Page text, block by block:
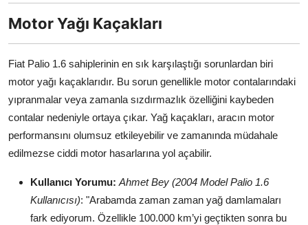
Multimedya & Elektronik
Motor Yağı Kaçakları
Fiat Palio 1.6 sahiplerinin en sık karşılaştığı sorunlardan biri
motor yağı kaçaklarıdır. Bu sorun genellikle motor contalarındaki
yıpranmalar veya zamanla sızdırmazlık özelliğini kaybeden
contalar nedeniyle ortaya çıkar. Yağ kaçakları, aracın motor
performansını olumsuz etkileyebilir ve zamanında müdahale
edilmezse ciddi motor hasarlarına yol açabilir.
Kullanıcı Yorumu: Ahmet Bey (2004 Model Palio 1.6
Kullanıcısı): "Arabamda zaman zaman yağ damlamaları
fark ediyorum. Özellikle 100.000 km’yi geçtikten sonra bu